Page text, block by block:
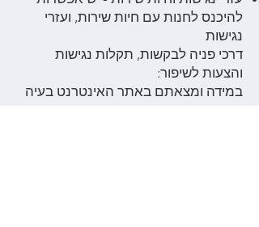
להיכנס לחנות עם חיות שירות, ועזרי
נגישות
דרכי פניה לבקשות, תקלות נגישות
והצעות לשיפור:
במידה ומצאתם באתר האינטרנט בעיה